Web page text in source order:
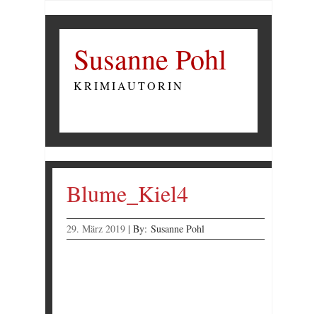
Susanne Pohl
KRIMIAUTORIN
Blume_Kiel4
29. März 2019 | By: Susanne Pohl